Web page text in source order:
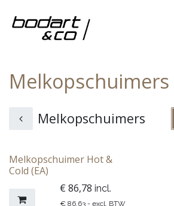
Melkopschuimers
Melkopschuimers
Melkopschuimer Hot &
Cold (EA)
€ 86,78 incl.
€ 86,63- excl. BTW